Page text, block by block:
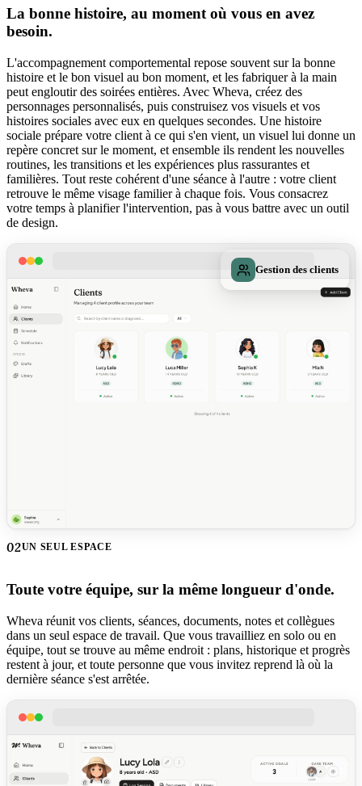
La bonne histoire, au moment où vous en avez
besoin.
L'accompagnement comportemental repose souvent sur la bonne
histoire et le bon visuel au bon moment, et les fabriquer à la main
peut engloutir des soirées entières. Avec Wheva, créez des
personnages personnalisés, puis construisez vos visuels et vos
histoires sociales avec eux en quelques secondes. Une histoire
sociale prépare votre client à ce qui s'en vient, un visuel lui donne un
repère concret sur le moment, et ensemble ils rendent les nouvelles
routines, les transitions et les expériences plus rassurantes et
familières. Tout reste cohérent d'une séance à l'autre : votre client
retrouve le même visage familier à chaque fois. Vous consacrez
votre temps à planifier l'intervention, pas à vous battre avec un outil
de design.
Gestion des clients
02UN SEUL ESPACE
Toute votre équipe, sur la même longueur d'onde.
Wheva réunit vos clients, séances, documents, notes et collègues
dans un seul espace de travail. Que vous travailliez en solo ou en
équipe, tout se trouve au même endroit : plans, historique et progrès
restent à jour, et toute personne que vous invitez reprend là où la
dernière séance s'est arrêtée.